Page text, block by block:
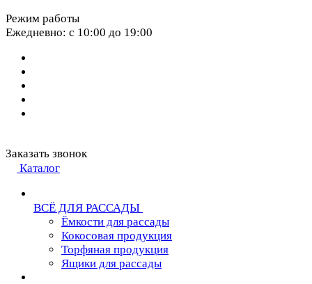
Режим работы
Ежедневно: с 10:00 до 19:00
Заказать звонок
Каталог
ВСЁ ДЛЯ РАССАДЫ
Ёмкости для рассады
Кокосовая продукция
Торфяная продукция
Ящики для рассады